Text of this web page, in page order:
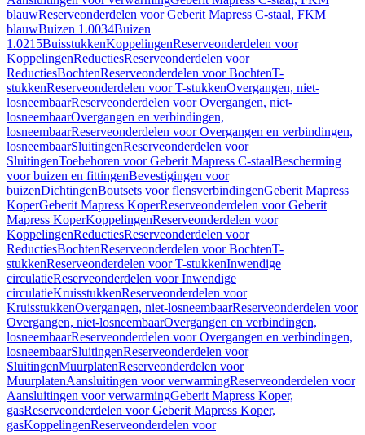
blauwReserveonderdelen voor Geberit Mapress C-staal, FKM
blauwBuizen 1.0034Buizen
1.0215BuisstukkenKoppelingenReserveonderdelen voor
KoppelingenReductiesReserveonderdelen voor
ReductiesBochtenReserveonderdelen voor BochtenT-
stukkenReserveonderdelen voor T-stukkenOvergangen, niet-
losneembaarReserveonderdelen voor Overgangen, niet-
losneembaarOvergangen en verbindingen,
losneembaarReserveonderdelen voor Overgangen en verbindingen,
losneembaarSluitingenReserveonderdelen voor
SluitingenToebehoren voor Geberit Mapress C-staalBescherming
voor buizen en fittingenBevestigingen voor
buizenDichtingenBoutsets voor flensverbindingenGeberit Mapress
KoperGeberit Mapress KoperReserveonderdelen voor Geberit
Mapress KoperKoppelingenReserveonderdelen voor
KoppelingenReductiesReserveonderdelen voor
ReductiesBochtenReserveonderdelen voor BochtenT-
stukkenReserveonderdelen voor T-stukkenInwendige
circulatieReserveonderdelen voor Inwendige
circulatieKruisstukkenReserveonderdelen voor
KruisstukkenOvergangen, niet-losneembaarReserveonderdelen voor
Overgangen, niet-losneembaarOvergangen en verbindingen,
losneembaarReserveonderdelen voor Overgangen en verbindingen,
losneembaarSluitingenReserveonderdelen voor
SluitingenMuurplatenReserveonderdelen voor
MuurplatenAansluitingen voor verwarmingReserveonderdelen voor
Aansluitingen voor verwarmingGeberit Mapress Koper,
gasReserveonderdelen voor Geberit Mapress Koper,
gasKoppelingenReserveonderdelen voor